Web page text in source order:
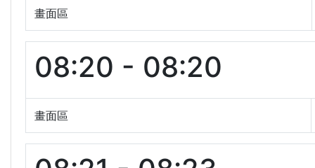
畫面區
08:20 - 08:20
畫面區